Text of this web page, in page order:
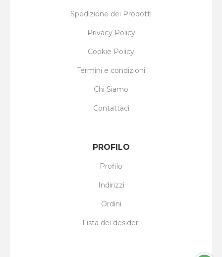
Spedizione dei Prodotti
Privacy Policy
Cookie Policy
Termini e condizioni
Chi Siamo
Contattaci
PROFILO
Profilo
Indirizzi
Ordini
Lista dei desideri